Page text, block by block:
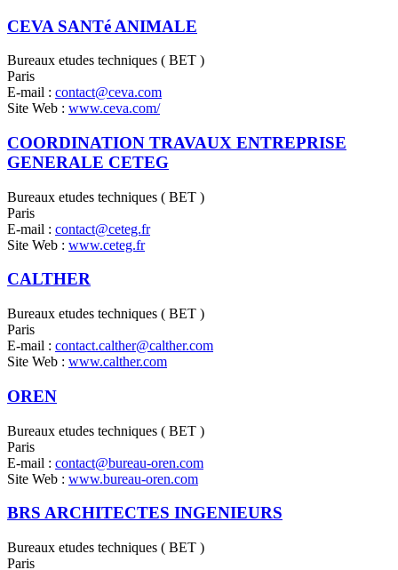
CEVA SANTé ANIMALE
Bureaux etudes techniques ( BET )
Paris
E-mail : contact@ceva.com
Site Web : www.ceva.com/
COORDINATION TRAVAUX ENTREPRISE
GENERALE CETEG
Bureaux etudes techniques ( BET )
Paris
E-mail : contact@ceteg.fr
Site Web : www.ceteg.fr
CALTHER
Bureaux etudes techniques ( BET )
Paris
E-mail : contact.calther@calther.com
Site Web : www.calther.com
OREN
Bureaux etudes techniques ( BET )
Paris
E-mail : contact@bureau-oren.com
Site Web : www.bureau-oren.com
BRS ARCHITECTES INGENIEURS
Bureaux etudes techniques ( BET )
Paris